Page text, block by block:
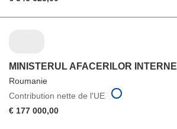
MINISTERUL AFACERILOR INTERNE
Roumanie
Contribution nette de l'UE
€ 177 000,00